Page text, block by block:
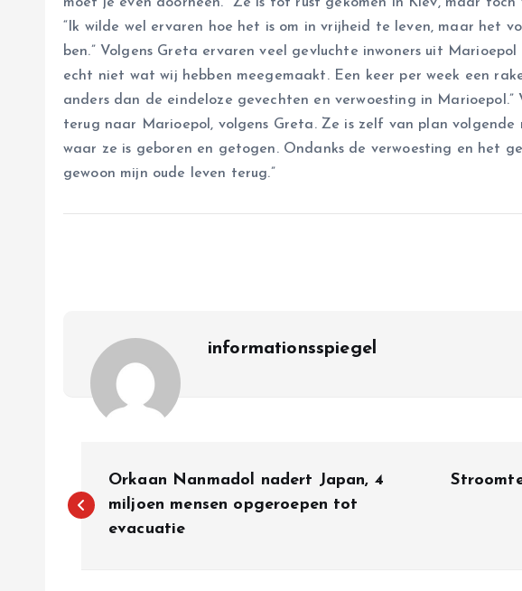
“Ik wilde wel ervaren hoe het is om in vrijheid te leven, maar het
ben.” Volgens Greta ervaren veel gevluchte inwoners uit
echt niet wat wij hebben meegemaakt. Een keer per week een
anders dan de eindeloze gevechten en verwoesting in
terug naar Marioepol, volgens Greta. Ze is zelf van plan
waar ze is geboren en getogen. Ondanks de verwoesting en het
gewoon mijn oude leven terug.”
informationsspiegel
o
Orkaan Nanmadol nadert Japan, 4
miljoen mensen opgeroepen tot
evacuatie